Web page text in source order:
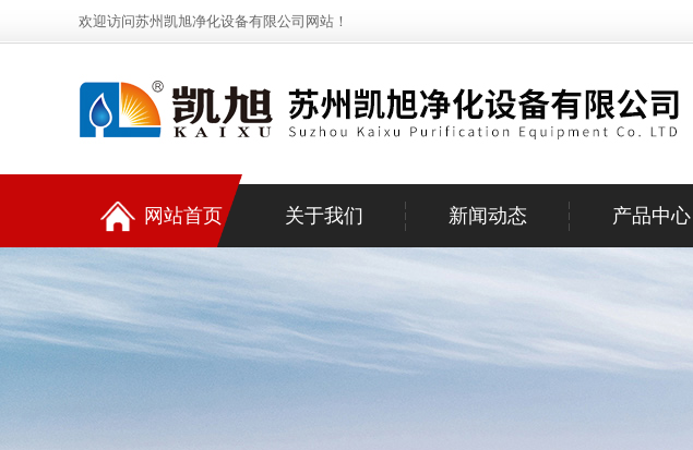
欢迎访问苏州凯旭净化设备有限公司网站！
网站首页 关于我们 新闻动态 产品中心